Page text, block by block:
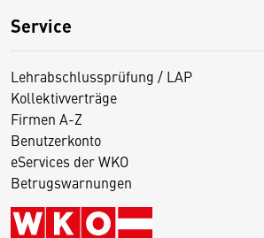
Service
Lehrabschlussprüfung / LAP
Kollektivverträge
Firmen A-Z
Benutzerkonto
eServices der WKO
Betrugswarnungen